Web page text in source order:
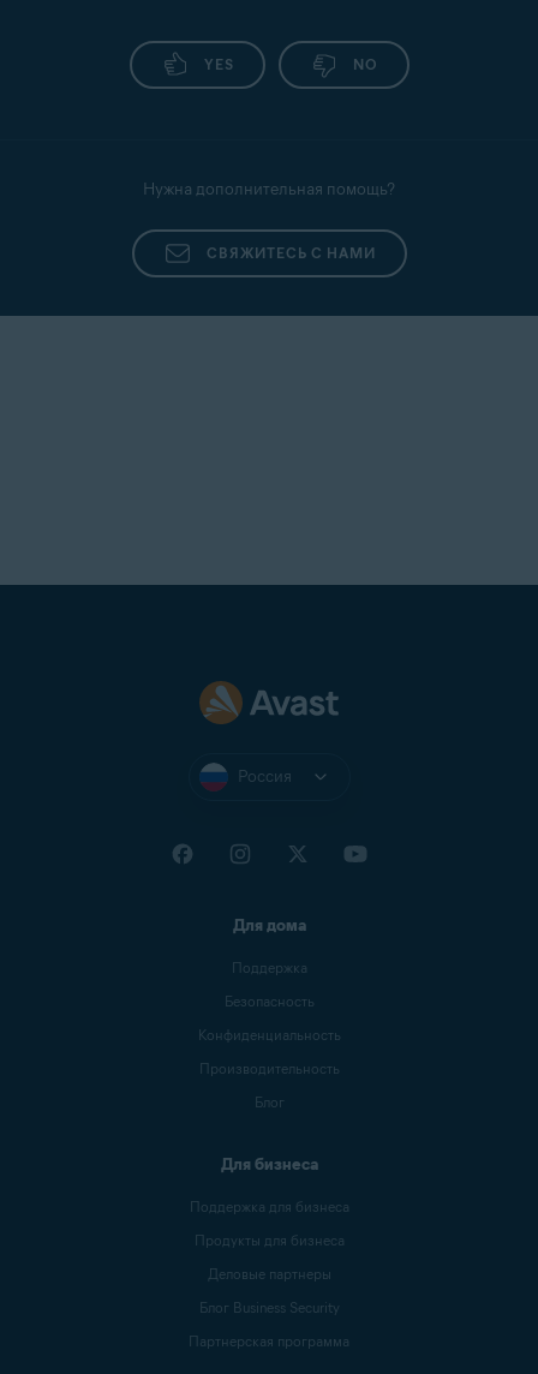
YES NO
Нужна дополнительная помощь?
СВЯЖИТЕСЬ С НАМИ
Россия
Для дома
Поддержка
Безопасность
Конфиденциальность
Производительность
Блог
Для бизнеса
Поддержка для бизнеса
Продукты для бизнеса
Деловые партнеры
Блог Business Security
Партнерская программа